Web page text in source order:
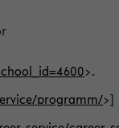
>.
programm/>]